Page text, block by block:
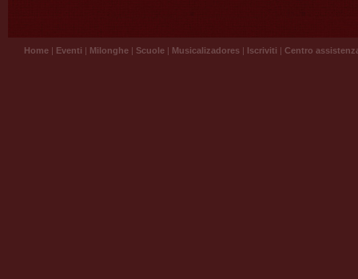
Home | Eventi | Milonghe | Scuole | Musicalizadores | Iscriviti | Centro